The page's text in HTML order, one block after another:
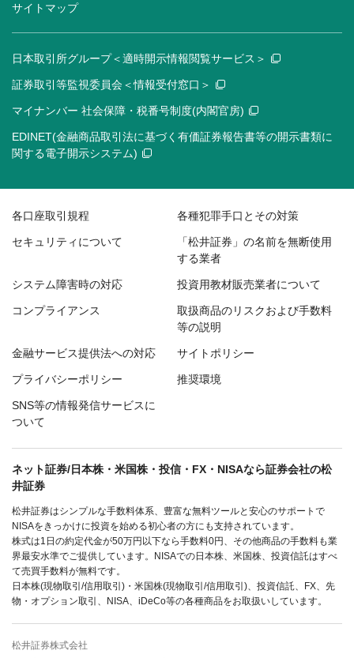
サイトマップ
日本取引所グループ＜適時開示情報閲覧サービス＞
証券取引等監視委員会＜情報受付窓口＞
マイナンバー 社会保障・税番号制度(内閣官房)
EDINET(金融商品取引法に基づく有価証券報告書等の開示書類に
関する電子開示システム)
各口座取引規程 各種犯罪手口とその対策
セキュリティについて
「松井証券」の名前を無断使用
する業者
システム障害時の対応 投資用教材販売業者について
コンプライアンス
取扱商品のリスクおよび手数料
等の説明
金融サービス提供法への対応 サイトポリシー
プライバシーポリシー 推奨環境
SNS等の情報発信サービスに
ついて
ネット証券/日本株・米国株・投信・FX・NISAなら証券会社の松
井証券
松井証券はシンプルな手数料体系、豊富な無料ツールと安心のサポートで
NISAをきっかけに投資を始める初心者の方にも支持されています。
株式は1日の約定代金が50万円以下なら手数料0円、その他商品の手数料も業
界最安水準でご提供しています。NISAでの日本株、米国株、投資信託はすべ
て売買手数料が無料です。
日本株(現物取引/信用取引)・米国株(現物取引/信用取引)、投資信託、FX、先
物・オプション取引、NISA、iDeCo等の各種商品をお取扱いしています。
松井証券株式会社